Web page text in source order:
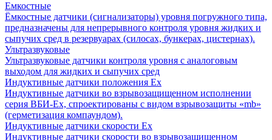
Емкостные
Ёмкостные датчики (сигнализаторы) уровня погружного типа,
предназначены для непрерывного контроля уровня жидких и
сыпучих сред в резервуарах (силосах, бункерах, цистернах).
Ультразвуковые
Ультразвуковые датчики контроля уровня с аналоговым
выходом для жидких и сыпучих сред
Индуктивные датчики положения Ех
Индуктивные датчики во взрывозащищенном исполнении
серия ВБИ-Ех, спроектированы с видом взрывозащиты «mb»
(герметизация компаундом).
Индуктивные датчики скорости Ех
Индуктивные датчики скорости во взрывозащищенном